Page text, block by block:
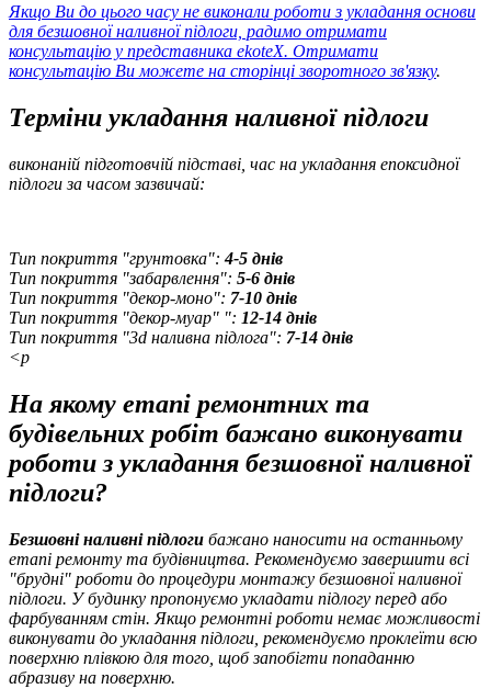
Якщо Ви до цього часу не виконали роботи з укладання основи
для безшовної наливної підлоги, радимо отримати
консультацію у представника ekoteX. Отримати
консультацію Ви можете на сторінці зворотного зв'язку.
Терміни укладання наливної підлоги
виконаній підготовчій підставі, час на укладання епоксидної
підлоги за часом зазвичай:
Тип покриття "грунтовка":4-5 днів
Тип покриття "забарвлення": 5-6 днів
Тип покриття "декор-моно": 7-10 днів
Тип покриття "декор-муар" ": 12-14 днів
Тип покриття "3d наливна підлога": 7-14 днів
<p
На якому етапі ремонтних та
будівельних робіт бажано виконувати
роботи з укладання безшовної наливної
підлоги?
Безшовні наливні підлоги бажано наносити на останньому
етапі ремонту та будівництва. Рекомендуємо завершити всі
"брудні" роботи до процедури монтажу безшовної наливної
підлоги. У будинку пропонуємо укладати підлогу перед або
фарбуванням стін. Якщо ремонтні роботи немає можливості
виконувати до укладання підлоги, рекомендуємо проклеїти всю
поверхню плівкою для того, щоб запобігти попаданню
абразиву на поверхню.